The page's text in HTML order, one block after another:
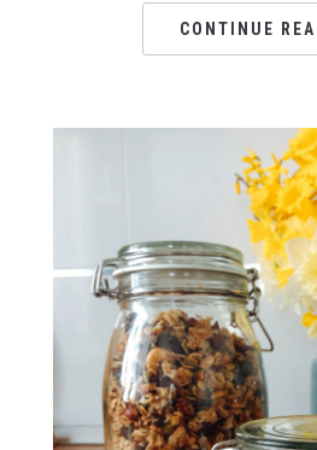
CONTINUE